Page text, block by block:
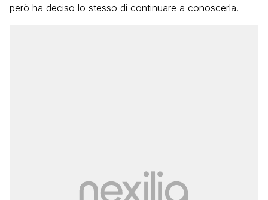
però ha deciso lo stesso di continuare a conoscerla.